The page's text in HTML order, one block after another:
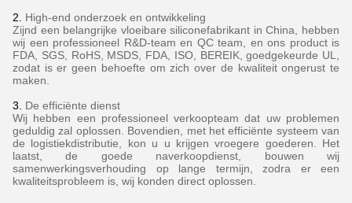
2. High-end onderzoek en ontwikkeling
Zijnd een belangrijke vloeibare siliconefabrikant in China, hebben
wij een professioneel R&D-team en QC team, en ons product is
FDA, SGS, RoHS, MSDS, FDA, ISO, BEREIK, goedgekeurde UL,
zodat is er geen behoefte om zich over de kwaliteit ongerust te
maken.
3. De efficiënte dienst
Wij hebben een professioneel verkoopteam dat uw problemen
geduldig zal oplossen. Bovendien, met het efficiënte systeem van
de logistiekdistributie, kon u u krijgen vroegere goederen. Het
laatst, de goede naverkoopdienst, bouwen wij
samenwerkingsverhouding op lange termijn, zodra er een
kwaliteitsprobleem is, wij konden direct oplossen.